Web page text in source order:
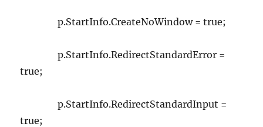
p.StartInfo.CreateNoWindow = true;
p.StartInfo.RedirectStandardError =
true;
p.StartInfo.RedirectStandardInput =
true;